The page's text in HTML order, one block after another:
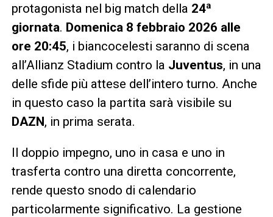
protagonista nel big match della 24ª
giornata. Domenica 8 febbraio 2026 alle
ore 20:45, i biancocelesti saranno di scena
all’Allianz Stadium contro la Juventus, in una
delle sfide più attese dell’intero turno. Anche
in questo caso la partita sarà visibile su
DAZN, in prima serata.
Il doppio impegno, uno in casa e uno in
trasferta contro una diretta concorrente,
rende questo snodo di calendario
particolarmente significativo. La gestione